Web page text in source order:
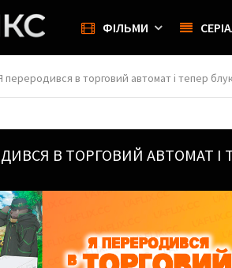
ФІЛЬМИ
переродився в торговий автомат і тепер
В ТОРГОВИЙ АВТОМАТ